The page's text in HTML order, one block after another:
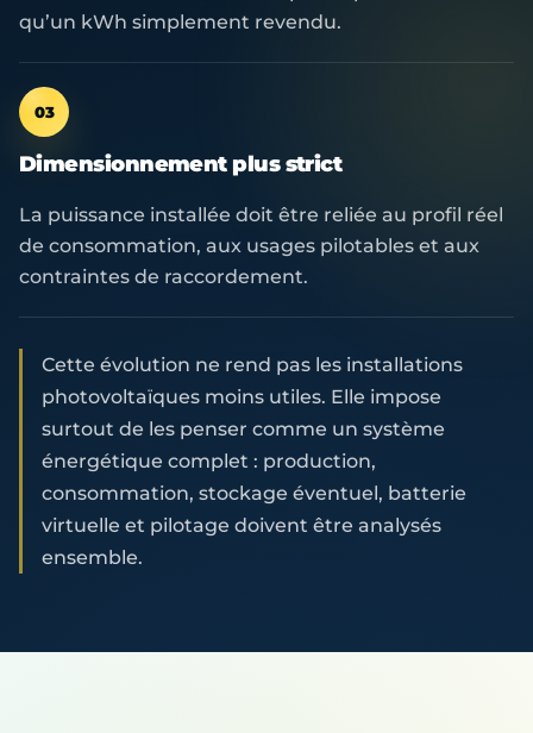
qu’un kWh simplement revendu.
03
Dimensionnement plus strict
La puissance installée doit être reliée au profil réel
de consommation, aux usages pilotables et aux
contraintes de raccordement.
Cette évolution ne rend pas les installations
photovoltaïques moins utiles. Elle impose
surtout de les penser comme un système
énergétique complet : production,
consommation, stockage éventuel, batterie
virtuelle et pilotage doivent être analysés
ensemble.